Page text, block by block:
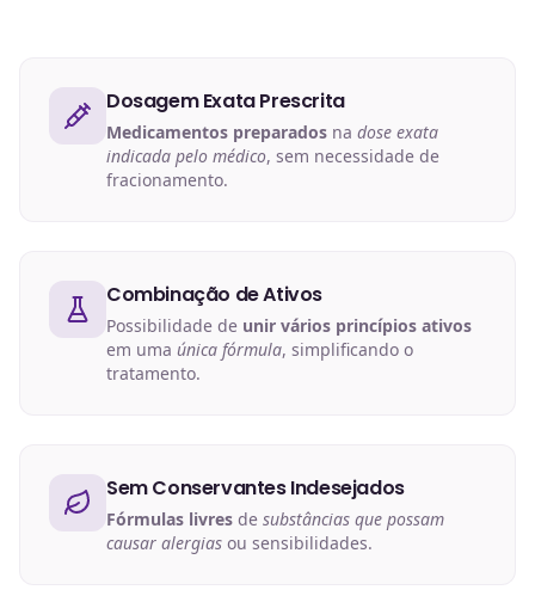
Dosagem Exata Prescrita
Medicamentos preparados na dose exata
indicada pelo médico, sem necessidade de
fracionamento.
Combinação de Ativos
Possibilidade de unir vários princípios ativos
em uma única fórmula, simplificando o
tratamento.
Sem Conservantes Indesejados
Fórmulas livres de substâncias que possam
causar alergias ou sensibilidades.